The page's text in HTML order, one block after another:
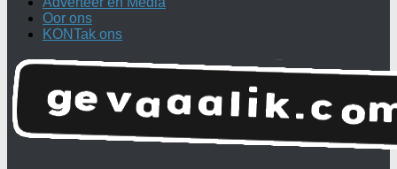
Oor ons
KONTak ons